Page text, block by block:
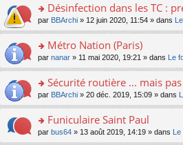
e
nt
u
s
ré
e
nt
lu
le
pl
u
s
e
nt
g
e
n
o
lu
pl
u
s
c
e
e
s
a
g
e
n
n
lu
le
pl
u
ult
er
le
m
e
a
g
e
n
n
o
n
ult
er
le
m
e
a
g
Désinfection dans les TC :
par BBArchi » 12 juin 2020, 11:54 » dans
o
n
ult
er
le
m
e
Métro Nation (Paris)
par nanar » 11 mai 2020, 19:21 » dans Le
o
n
ult
er
Sécurité routière ... mais
par BBArchi » 20 déc. 2019, 15:09 » dans
o
n
Funiculaire Saint Paul
par bus64 » 13 août 2019, 14:19 » dans